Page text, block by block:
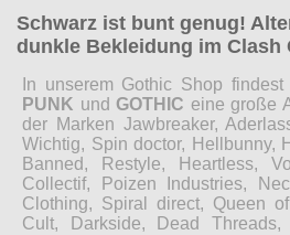
Schwarz ist bunt genug!
dunkle Bekleidung im Clash
In unserem Gothic Shop
PUNK und GOTHIC eine große
der Marken Jawbreaker,
Wichtig, Spin doctor, Hellbunny,
Banned, Restyle, Heartless,
Collectif, Poizen Industries,
Clothing, Spiral direct, Queen
Cult, Darkside, Dead